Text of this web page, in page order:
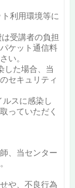
利用環境等に
受講者の負担
ケット通信料
い。
した場合、当
セキュリティ
ルスに感染し
っていただく
、当センター
や、不良行為